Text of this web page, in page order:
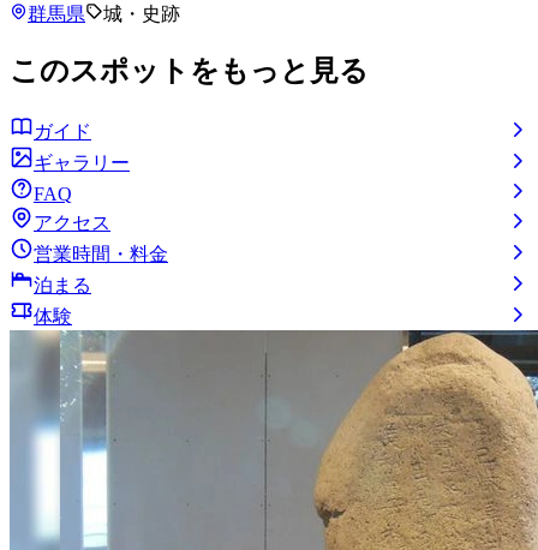
群馬県 城・史跡
このスポットをもっと見る
ガイド
ギャラリー
FAQ
アクセス
営業時間・料金
泊まる
体験